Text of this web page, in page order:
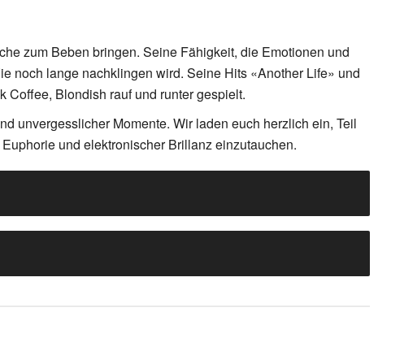
zum Beben bringen. Seine Fähigkeit, die Emotionen und
noch lange nachklingen wird. Seine Hits «Another Life» und
Coffee, Blondish rauf und runter gespielt.
unvergesslicher Momente. Wir laden euch herzlich ein, Teil
und elektronischer Brillanz einzutauchen.